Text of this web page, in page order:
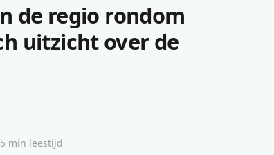
de regio rondom
uitzicht over de
5 min leestijd